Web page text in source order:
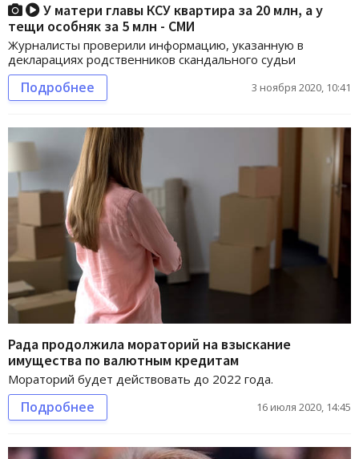
У матери главы КСУ квартира за 20 млн, а у
тещи особняк за 5 млн - СМИ
Журналисты проверили информацию, указанную в
декларациях родственников скандального судьи
Подробнее 3 ноября 2020, 10:41
Рада продолжила мораторий на взыскание
имущества по валютным кредитам
Мораторий будет действовать до 2022 года.
Подробнее 16 июля 2020, 14:45